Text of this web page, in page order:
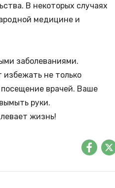
В некоторых случаях
медицине и
заболеваниями.
не только
врачей. Ваше
руки.
жизнь!